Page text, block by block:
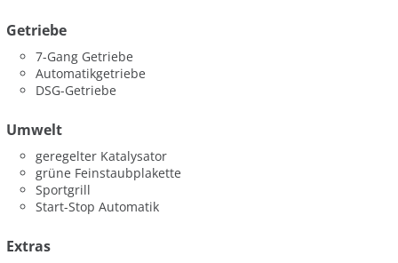
Getriebe
7-Gang Getriebe
Automatikgetriebe
DSG-Getriebe
Umwelt
geregelter Katalysator
grüne Feinstaubplakette
Sportgrill
Start-Stop Automatik
Extras